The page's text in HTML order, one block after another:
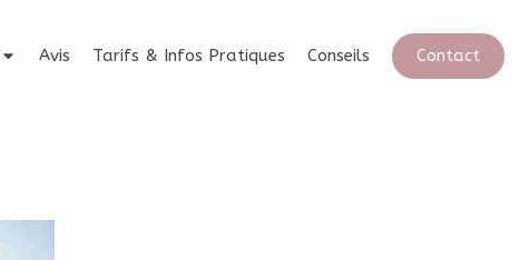
Avis Tarifs & Infos Pratiques Conseils Contact